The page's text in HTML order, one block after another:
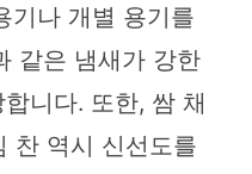
기나 개별 용기를
같은 냄새가 강한
니다. 또한, 쌈 채
찬 역시 신선도를